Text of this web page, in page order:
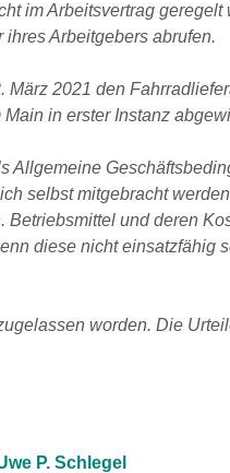
im Arbeitsvertrag
Arbeitgebers abrufen.
2021 den
in erster Instanz
Allgemeine
selbst mitgebracht
und deren
diese nicht einsatzfähig
worden. Die
P. Schlegel